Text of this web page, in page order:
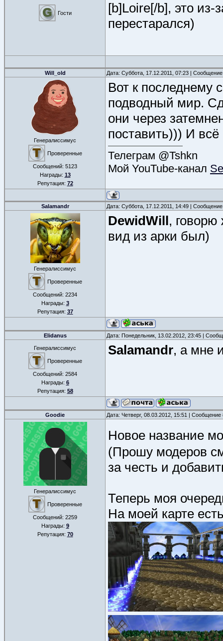
Гости
[b]Loire[/b], это из-
перестарался)
Will_old Дата: Суббота, 17.12.2011, 07:23 |
Генералиссимус
Проверенные
Сообщений: 5123
Награды: 13
Репутация: 72
Вот к последнему
подводный мир.
они через
поставить))) И всё
Телеграм @Tshkn
Мой YouTube-канал
Salamandr Дата: Суббота, 17.12.2011, 14:49 |
Генералиссимус
Проверенные
Сообщений: 2234
Награды: 3
Репутация: 37
DewidWill, говорю
вид из арки был)
Elidanus Дата: Понедельник, 13.02.2012, 23:45 |
Генералиссимус
Проверенные
Сообщений: 2584
Награды: 6
Репутация: 58
Salamandr, а мне
Goodie Дата: Четверг, 08.03.2012, 15:51 |
Генералиссимус
Проверенные
Сообщений: 2259
Награды: 9
Репутация: 70
Новое название
(Прошу модеров
за честь и
Теперь моя
На моей карте